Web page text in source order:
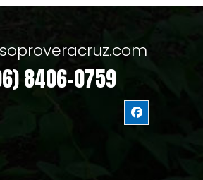
8406-0759